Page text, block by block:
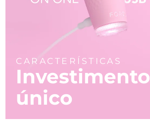
CARACTERÍSTICAS
Investimento
único